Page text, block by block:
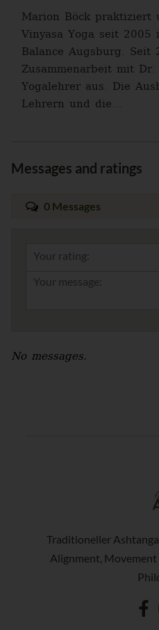
Marion Böck praktiziert
Vinyasa Yoga seit 2005
Balance Augsburg.
Zusammenarbeit mit
Yogalehrer aus. Die
Lehrern und die...
Messages and ratings
0 Messages
Your rating:
No messages.
Traditioneller
Alignment,